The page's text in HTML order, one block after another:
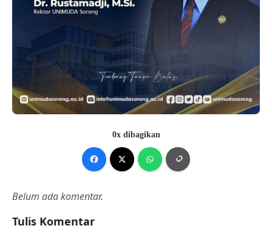
0x dibagikan
Belum ada komentar.
Tulis Komentar